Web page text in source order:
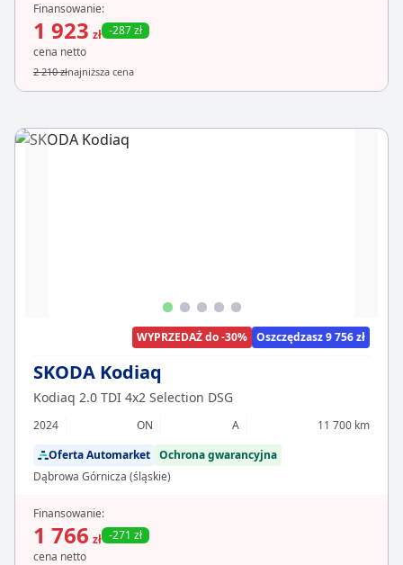
Finansowanie:
1 923 zł -287 zł
cena netto
2 210 złnajniższa cena
WYPRZEDAŻ do -30% Oszczędzasz 9 756 zł
SKODA Kodiaq
Kodiaq 2.0 TDI 4x2 Selection DSG
2024 ON A
11 700 km
Oferta Automarket Ochrona gwarancyjna
Dąbrowa Górnicza (śląskie)
Finansowanie:
1 766 zł -271 zł
cena netto